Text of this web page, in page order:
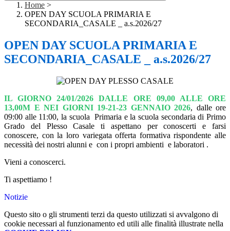
Home >
OPEN DAY SCUOLA PRIMARIA E
SECONDARIA_CASALE _ a.s.2026/27
OPEN DAY SCUOLA PRIMARIA E
SECONDARIA_CASALE _ a.s.2026/27
IL GIORNO 24/01/2026 DALLE ORE 09,00 ALLE ORE
13,00M E NEI GIORNI 19-21-23 GENNAIO 2026, dalle ore
09:00 alle 11:00, la scuola Primaria e la scuola secondaria di Primo
Grado del Plesso Casale ti aspettano per conoscerti e farsi
conoscere, con la loro variegata offerta formativa rispondente alle
necessità dei nostri alunni e con i propri ambienti e laboratori .
Vieni a conoscerci.
Ti aspettiamo !
Notizie
Questo sito o gli strumenti terzi da questo utilizzati si avvalgono di
cookie necessari al funzionamento ed utili alle finalità illustrate nella